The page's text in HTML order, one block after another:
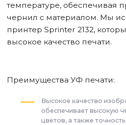
температуре, обеспечивая
чернил с материалом. Мы
принтер Sprinter 2132,
высокое качество печати.
Преимущества УФ печати:
Высокое качество
обеспечивает высокую
цветов, а также